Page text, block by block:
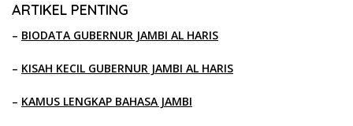
ARTIKEL PENTING
– BIODATA GUBERNUR JAMBI AL HARIS
– KISAH KECIL GUBERNUR JAMBI AL HARIS
– KAMUS LENGKAP BAHASA JAMBI